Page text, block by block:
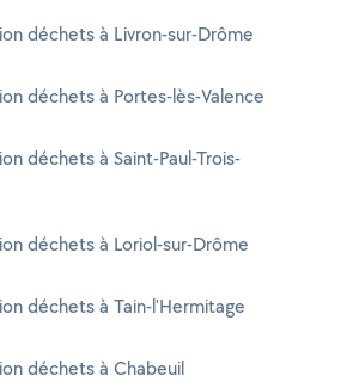
déchets à Livron-sur-Drôme
déchets à Portes-lès-Valence
déchets à Saint-Paul-Trois-
déchets à Loriol-sur-Drôme
déchets à Tain-l'Hermitage
déchets à Chabeuil